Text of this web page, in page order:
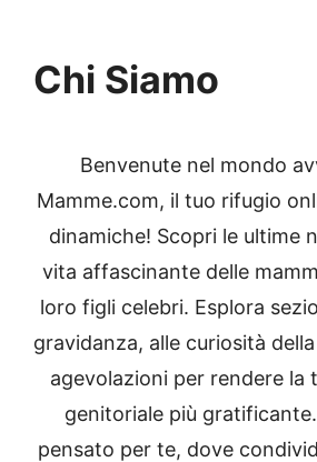
Chi Siamo
Benvenute nel mondo
Mamme.com, il tuo rifugio
dinamiche! Scopri le ultime
vita affascinante delle
loro figli celebri. Esplora
gravidanza, alle curiosità
agevolazioni per rendere la
genitoriale più
pensato per te, dove